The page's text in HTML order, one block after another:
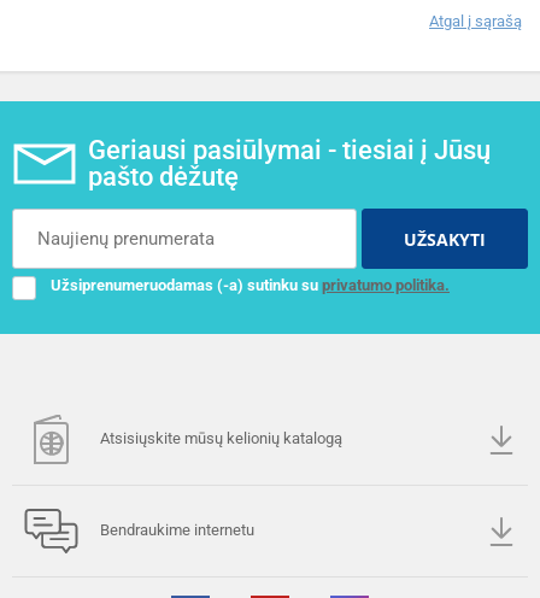
Atgal į sąrašą
Geriausi pasiūlymai - tiesiai į Jūsų
pašto dėžutę
UŽSAKYTI
Užsiprenumeruodamas (-a) sutinku su privatumo politika.
Atsisiųskite mūsų kelionių katalogą
Bendraukime internetu